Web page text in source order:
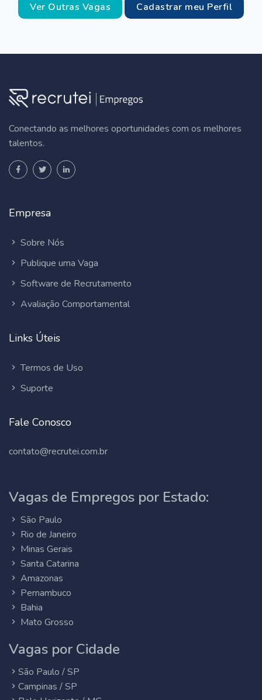
Ver Outras Vagas Cadastrar meu Perfil
Conectando as melhores oportunidades com os melhores
talentos.
Empresa
Sobre Nós
Publique uma Vaga
Software de Recrutamento
Avaliação Comportamental
Links Úteis
Termos de Uso
Suporte
Fale Conosco
contato@recrutei.com.br
Vagas de Empregos por Estado:
São Paulo
Rio de Janeiro
Minas Gerais
Santa Catarina
Amazonas
Pernambuco
Bahia
Mato Grosso
Vagas por Cidade
São Paulo / SP
Campinas / SP